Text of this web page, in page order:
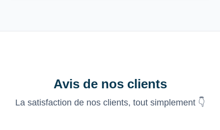
Avis de nos clients
La satisfaction de nos clients, tout simplement 👇